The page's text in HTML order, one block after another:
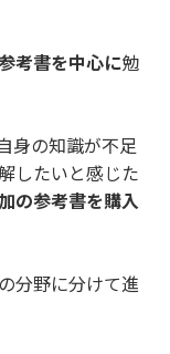
考書を中心に勉
身の知識が不足
したいと感じた
の参考書を購入
分野に分けて進